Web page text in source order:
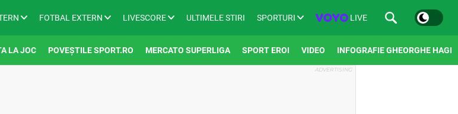
FOTBAL EXTERN LIVESCORE ULTIMELE STIRI SPORTURI LIVE
LA JOC POVEȘTILE SPORT.RO MERCATO SUPERLIGA SPORT EROI VIDEO INFOGRAFIE GHEORGHE HAGI